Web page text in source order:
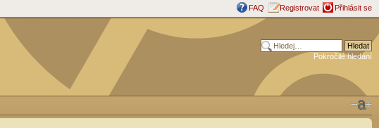
FAQ Registrovat Přihlásit se
Pokročilé hledání